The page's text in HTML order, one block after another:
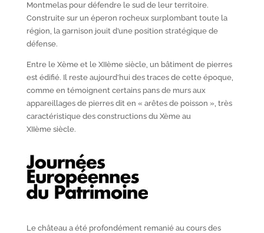
Montmelas pour défendre le sud de leur territoire.
Construite sur un éperon rocheux surplombant toute la
région, la garnison jouit d’une position stratégique de
défense.
Entre le Xèmeet le XIIèmesiècle, un bâtiment de pierres
est édifié. Il reste aujourd’hui des traces de cette époque,
comme en témoignent certains pans de murs aux
appareillages de pierres dit en « arêtes de poisson », très
caractéristique des constructions du Xèmeau
XIIèmesiècle.
Le château a été profondément remanié au cours des